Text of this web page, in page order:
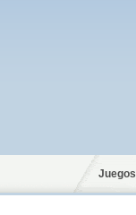
Juegos